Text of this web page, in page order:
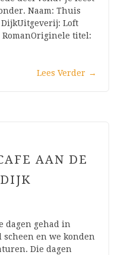
Naam: Thuis
Loft
RomanOriginele titel:
Lees Verder →
AAN DE
dagen gehad in
scheen en we konden
Die dagen